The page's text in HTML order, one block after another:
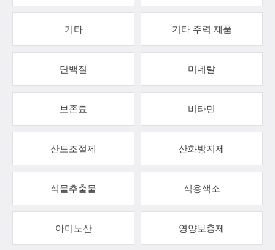
기타 기타 주력 제품
단백질 미네랄
보존료 비타민
산도조절제 산화방지제
식물추출물 식용색소
아미노산 영양보충제